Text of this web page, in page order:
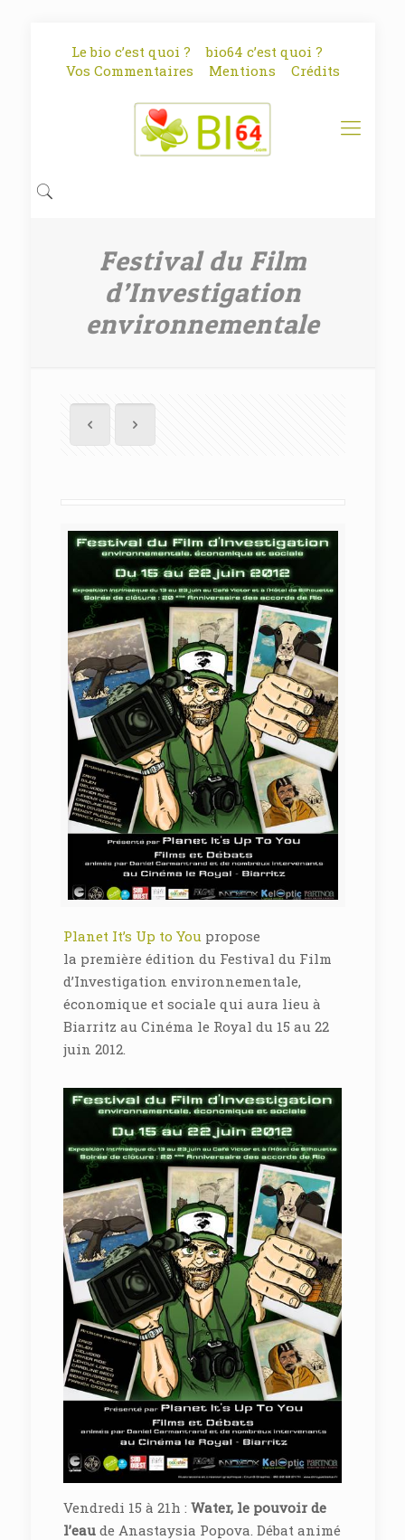
Le bio c’est quoi ?
bio64 c’est quoi ?
Vos Commentaires
Mentions Crédits
Festival du Film
d’Investigation
environnementale
Planet It’s Up to Youpropose
la première édition du Festival du Film
d’Investigation environnementale,
économique et sociale qui aura lieu à
Biarritz au Cinéma le Royal du 15 au 22
juin 2012.
Vendredi 15 à 21h : Water, le pouvoir de
l’eaude Anastaysia Popova. Débat animé